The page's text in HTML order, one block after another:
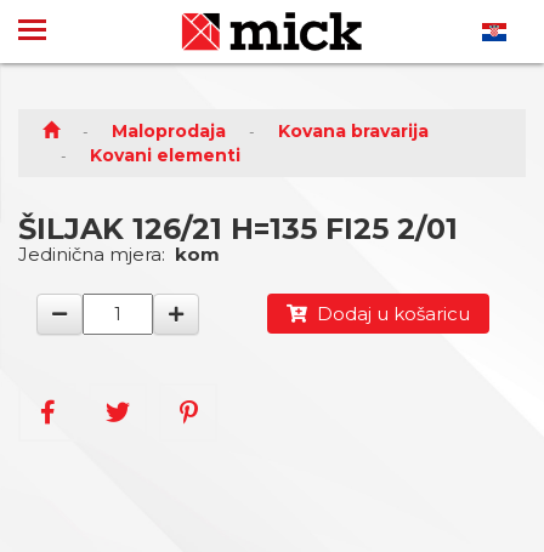
Maloprodaja
Kovana bravarija
Kovani elementi
ŠILJAK 126/21 H=135 FI25 2/01
Jedinična mjera: kom
Dodaj u košaricu